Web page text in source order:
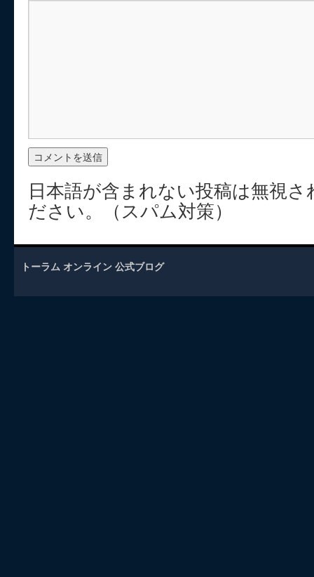
日本語が含まれない投稿は無視
ださい。（スパム対策）
トーラム オンライン 公式ブログ